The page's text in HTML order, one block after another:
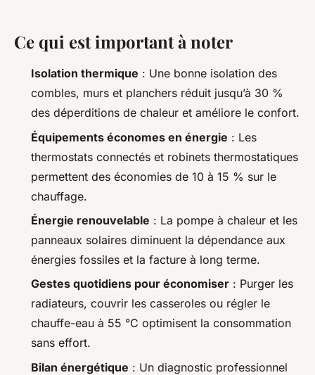
Ce qui est important à noter
Isolation thermique : Une bonne isolation des
combles, murs et planchers réduit jusqu’à 30 %
des déperditions de chaleur et améliore le confort.
Équipements économes en énergie : Les
thermostats connectés et robinets thermostatiques
permettent des économies de 10 à 15 % sur le
chauffage.
Énergie renouvelable : La pompe à chaleur et les
panneaux solaires diminuent la dépendance aux
énergies fossiles et la facture à long terme.
Gestes quotidiens pour économiser : Purger les
radiateurs, couvrir les casseroles ou régler le
chauffe-eau à 55 °C optimisent la consommation
sans effort.
Bilan énergétique : Un diagnostic professionnel